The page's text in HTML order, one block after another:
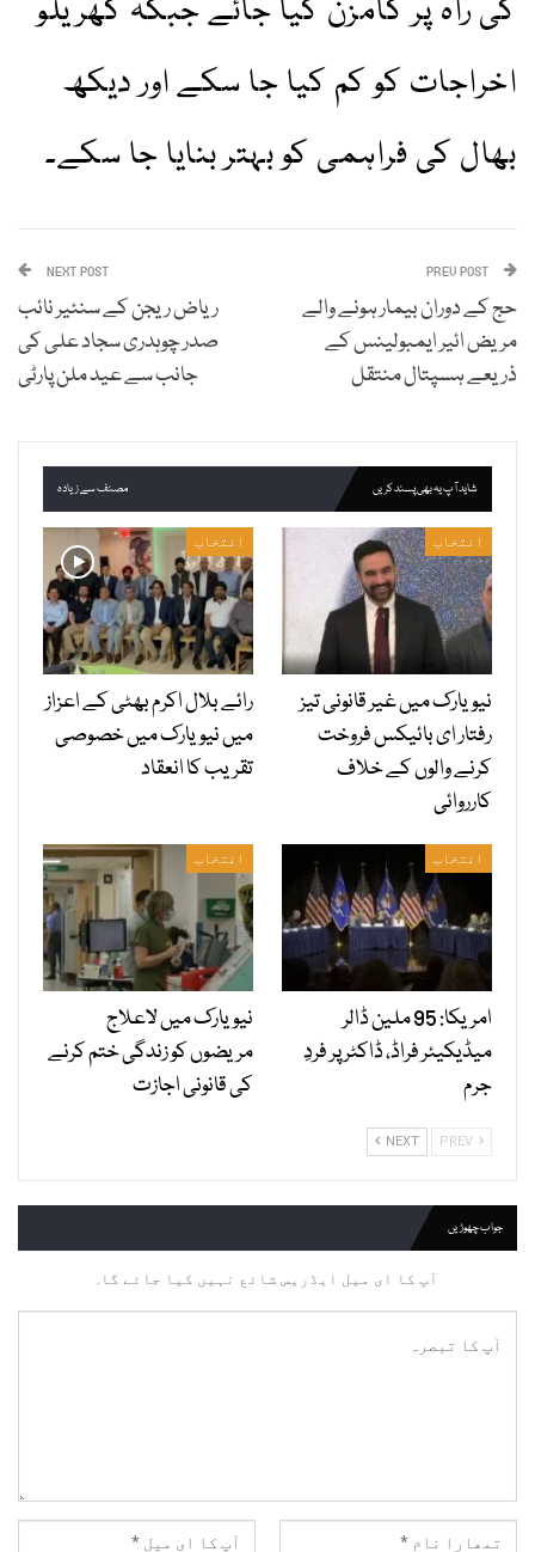
کی راہ پر گامزن کیا جائے جبکہ گھریلو
اخراجات کو کم کیا جا سکے اور دیکھ
بھال کی فراہمی کو بہتر بنایا جا سکے۔
حج کے دوران بیمار ہونے والے
مریض ائیر ایمبولینس کے
ذریعے ہسپتال منتقل
NEXT POST
ریاض ریجن کے سنئیر نائب
صدر چوہدری سجاد علی کی
جانب سے عید ملن پارٹی
شاید آپ یہ بھی پسند کریں مصنف سے زیادہ
انتخاب
نیویارک میں غیر قانونی تیز
رفتار ای بائیکس فروخت
کرنے والوں کے خلاف
کارروائی
انتخاب
رائے بلال اکرم بھٹی کے اعزاز
میں نیویارک میں خصوصی
تقریب کا انعقاد
انتخاب
امریکا: 95 ملین ڈالر
میڈیکیئر فراڈ، ڈاکٹر پر فردِ
جرم
انتخاب
نیویارک میں لاعلاج
مریضوں کو زندگی ختم کرنے
کی قانونی اجازت
NEXT
جواب چھوڑیں
آپ کا ای میل ایڈریس شائع نہیں کیا جائے گا.